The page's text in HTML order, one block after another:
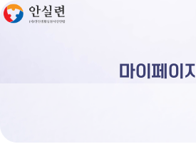
마이페이지